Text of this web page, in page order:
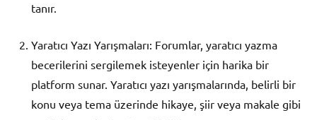
tanır.
Yaratıcı Yazı Yarışmaları: Forumlar, yaratıcı yazma
becerilerini sergilemek isteyenler için harika bir
platform sunar. Yaratıcı yazı yarışmalarında, belirli bir
konu veya tema üzerinde hikaye, şiir veya makale gibi